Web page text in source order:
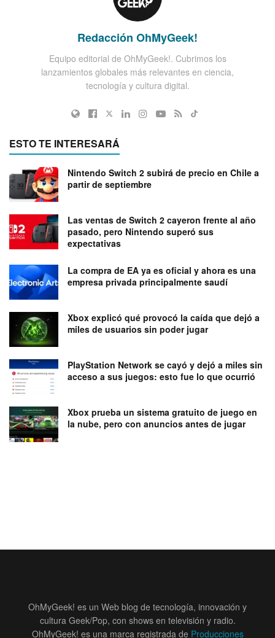
Redacción OhMyGeek!
Equipo editorial de OhMyGeek!. Cubrimos los
lanzamientos globales más relevantes en ciencia,
tecnología y cultura digital.
ESTO TE INTERESARÁ
Nintendo Switch 2 subirá de precio en Chile a
partir de septiembre
Las ventas de Switch 2 cayeron frente al año
pasado, pero Nintendo superó sus
expectativas
La compra de EA ya es oficial y ahora es una
empresa privada principalmente saudí
Xbox explicó qué provocó la caída que dejó a
miles de usuarios sin poder jugar
PlayStation Network se cayó y dejó a miles sin
acceso a sus juegos: esto fue lo que ocurrió
Xbox prueba un sistema gratuito de juego en
la nube, pero con anuncios antes de jugar
OhMyGeek! es un Web blog de tecnología, innovación y
cultura Geek/Pop, con shows en televisión y radio.
OhMyGeek! es una marca registrada de Producciones